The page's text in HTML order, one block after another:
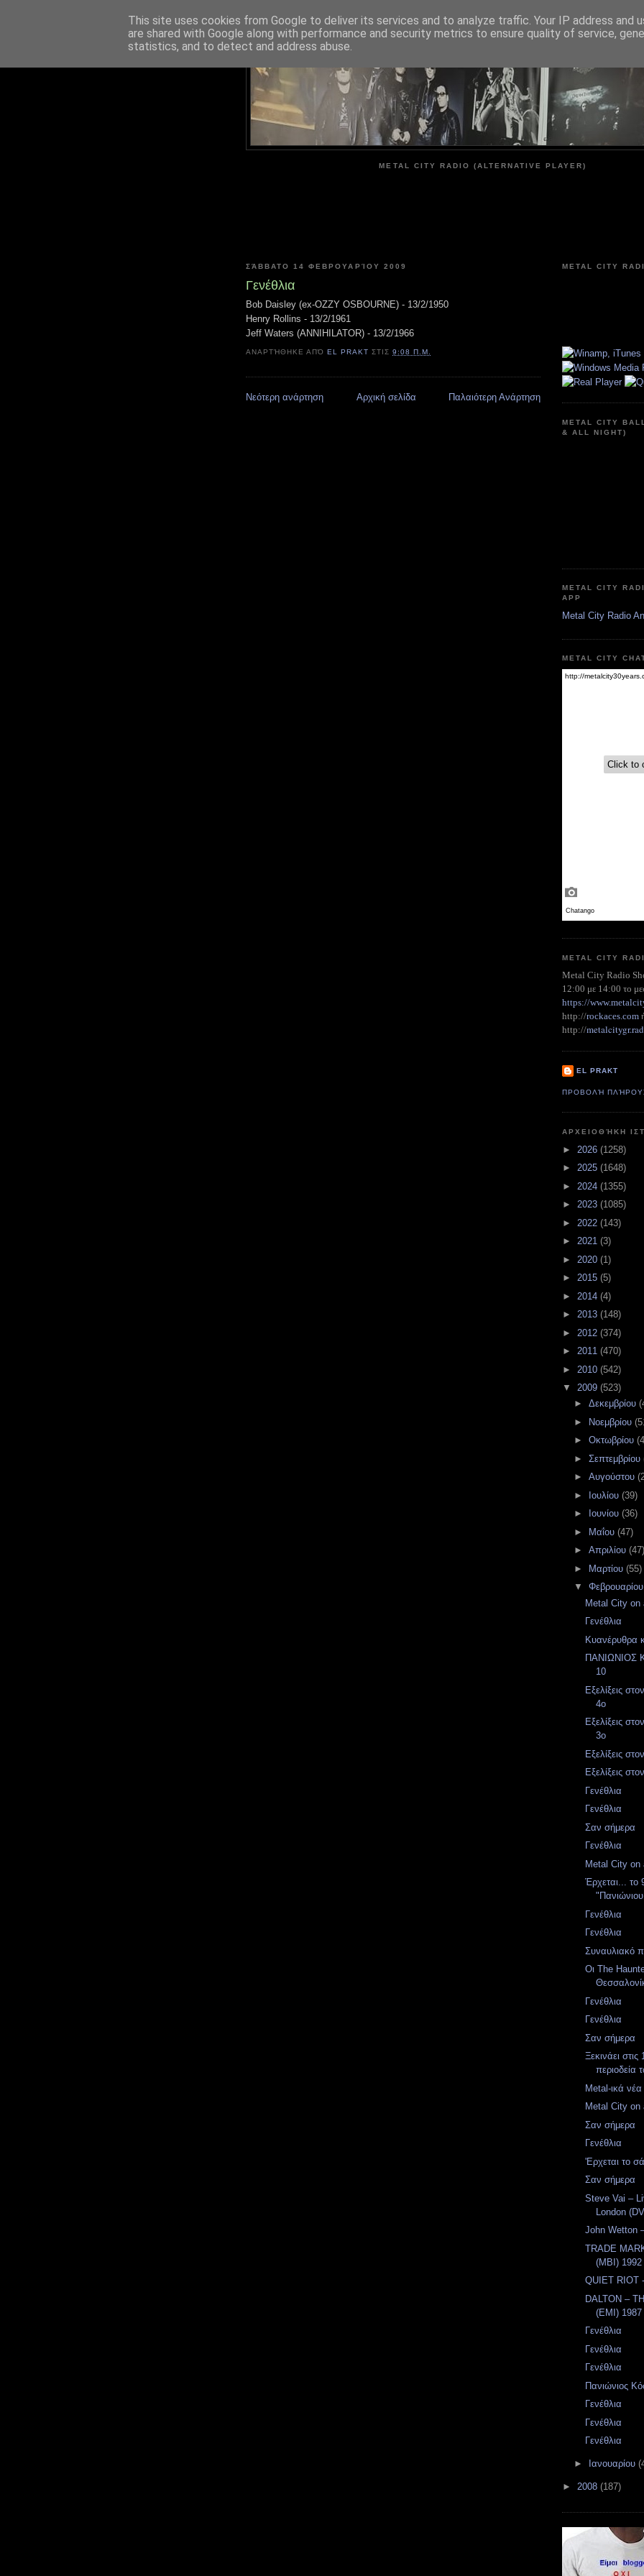
METAL CITY
METAL CITY RADIO (ALTERNATIVE PLAYER)
ΣΆΒΒΑΤΟ 14 ΦΕΒΡΟΥΑΡΊΟΥ 2009
Γενέθλια
Bob Daisley (ex-OZZY OSBOURNE) - 13/2/1950
Henry Rollins - 13/2/1961
Jeff Waters (ANNIHILATOR) - 13/2/1966
ΑΝΑΡΤΉΘΗΚΕ ΑΠΌEL PRAKT ΣΤΙΣ9:08 Π.Μ.
Νεότερη ανάρτηση Παλαιότερη Ανάρτηση
Αρχική σελίδα
METAL CITY
METAL CITY
& ALL NIGHT)
METAL CITY
APP
Metal City Radio
METAL CITY
METAL CITY
Metal City Radio
12:00 με 14:00 το
https://
http://rockaces.com
http://
EL PRAKT
ΠΡΟΒΟΛΉ
ΑΡΧΕΙΟΘΉΚΗ
► 2026 (1258)
► 2025 (1648)
► 2024 (1355)
► 2023 (1085)
► 2022 (143)
► 2021 (3)
► 2020 (1)
► 2015 (5)
► 2014 (4)
► 2013 (148)
► 2012 (374)
► 2011 (470)
► 2010 (542)
▼ 2009 (523)
► Δεκεμβρίου
►
Νοεμβρίου
► Οκτωβρίου
► Σεπτεμβρίου
► Αυγούστου
►
Ιουλίου (39)
►
Ιουνίου (36)
►
Μαΐου (47)
► Απριλίου (47)
►
Μαρτίου (55)
▼ Φεβρουαρίου
Metal City on
Γενέθλια
Κυανέρυθρα
ΠΑΝΙΩΝΙΟΣ
10
Εξελίξεις
4ο
Εξελίξεις
3ο
Εξελίξεις
Εξελίξεις
Γενέθλια
Γενέθλια
Σαν σήμερα
Γενέθλια
Metal City on
Έρχεται... το
Γενέθλια
Γενέθλια
Συναυλιακό
Οι The
Γενέθλια
Γενέθλια
Σαν σήμερα
Ξεκινάει
περιοδεία
Metal-ικά νέα
Metal City on
Σαν σήμερα
Γενέθλια
'Ερχεται το
Σαν σήμερα
Steve Vai –
London
John Wetton
TRADE
(MBI) 1992
QUIET RIOT
DALTON –
(EMI) 1987
Γενέθλια
Γενέθλια
Γενέθλια
Πανιώνιος
Γενέθλια
Γενέθλια
Γενέθλια
► Ιανουαρίου
► 2008 (187)
This site uses cookies from Google to deliver its services and to analyze traffic. Your IP address and
are shared with Google along with performance and security metrics to ensure quality of service,
statistics, and to detect and address abuse.